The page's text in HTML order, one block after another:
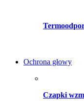
Ochrona głowy
Czapki